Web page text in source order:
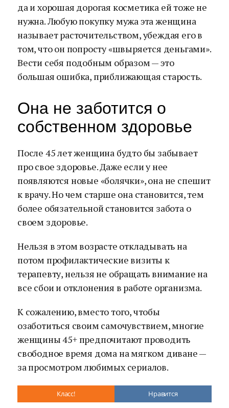
да и хорошая дорогая косметика ей тоже не
нужна. Любую покупку мужа эта женщина
называет расточительством, убеждая его в
том, что он попросту «швыряется деньгами».
Вести себя подобным образом — это
большая ошибка, приближающая старость.
Она не заботится о
собственном здоровье
После 45 лет женщина будто бы забывает
про свое здоровье. Даже если у нее
появляются новые «болячки», она не спешит
к врачу. Но чем старше она становится, тем
более обязательной становится забота о
своем здоровье.
Нельзя в этом возрасте откладывать на
потом профилактические визиты к
терапевту, нельзя не обращать внимание на
все сбои и отклонения в работе организма.
К сожалению, вместо того, чтобы
озаботиться своим самочувствием, многие
женщины 45+ предпочитают проводить
свободное время дома на мягком диване —
за просмотром любимых сериалов.
Класс! Нравится